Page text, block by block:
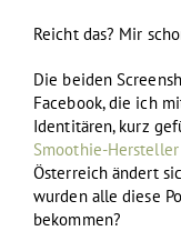
Reicht das? Mir
Die beiden
Facebook, die ich
Identitären, kurz
Smoothie-
Österreich ändert
wurden alle diese
bekommen?